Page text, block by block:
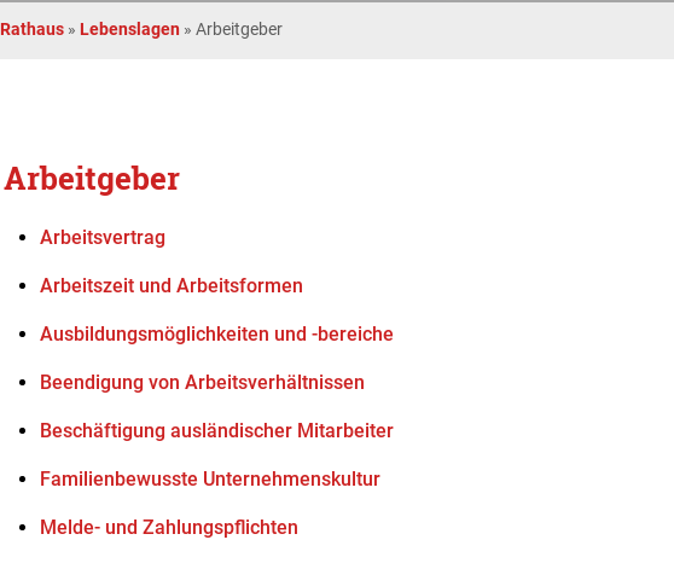
Rathaus » Lebenslagen » Arbeitgeber
Arbeitgeber
Arbeitsvertrag
Arbeitszeit und Arbeitsformen
Ausbildungsmöglichkeiten und -bereiche
Beendigung von Arbeitsverhältnissen
Beschäftigung ausländischer Mitarbeiter
Familienbewusste Unternehmenskultur
Melde- und Zahlungspflichten